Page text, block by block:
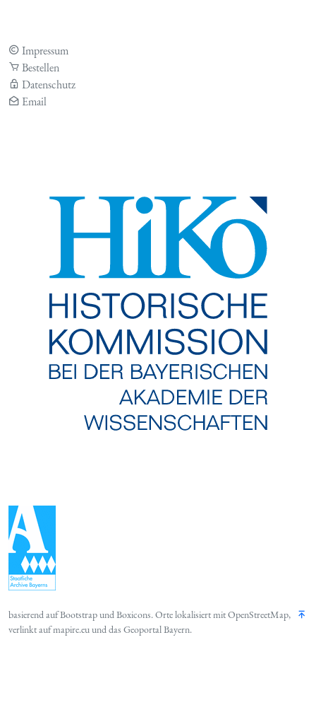
Impressum
Bestellen
Datenschutz
Email
basierend aufBootstrapundBoxicons. Orte lokalisiert mitOpenStreetMap,
verlinkt aufmapire.euund das Geoportal Bayern.